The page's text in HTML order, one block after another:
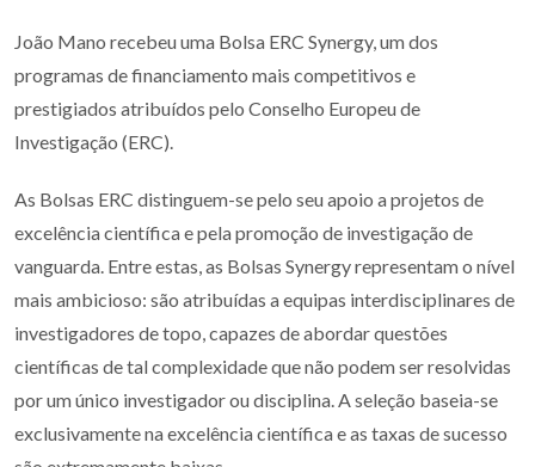
João Mano recebeu uma Bolsa ERC Synergy, um dos
programas de financiamento mais competitivos e
prestigiados atribuídos pelo Conselho Europeu de
Investigação (ERC).
As Bolsas ERC distinguem-se pelo seu apoio a projetos de
excelência científica e pela promoção de investigação de
vanguarda. Entre estas, as Bolsas Synergy representam o nível
mais ambicioso: são atribuídas a equipas interdisciplinares de
investigadores de topo, capazes de abordar questões
científicas de tal complexidade que não podem ser resolvidas
por um único investigador ou disciplina. A seleção baseia-se
exclusivamente na excelência científica e as taxas de sucesso